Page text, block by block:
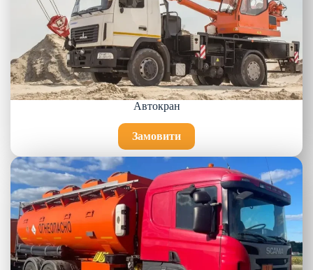
Автокран
Замовити